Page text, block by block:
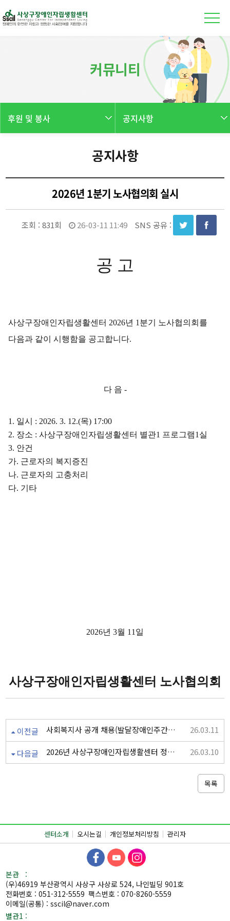
커뮤니티
후원 및 봉사 공지사항
공지사항
2026년 1분기 노사협의회 실시
조회 : 831회 26-03-11 11:49 SNS 공유 :
공 고
사상구장애인자립생활센터 2026년 1 분기 노사협의회를
다음과 같이 시행함을 공고합니다.
다 음 -
1. 일시 : 2026. 3. 12.(목) 17:00
2. 장소 :사상구장애인자립생활센터 별관1 프로그램1 실
3. 안건
가. 근로자의 복지증진
나. 근로자의 고충처리
다. 기타
2026년 3월 11 일
사상구장애인자립생활센터 노사협의회
이전글 사회복지사 공개 채용(발달장애인주간활동, 중증장애인통합돌봄)-마감 26.03.11
다음글 2026년 사상구장애인자립생활센터 정기총회 실시 26.03.10
목록
센터소개 오시는길 개인정보처리방침 관리자
본관 :
(우)46919 부산광역시 사상구 사상로 524, 나인빌딩 901호
전화번호 : 051-312-5559 팩스번호 : 070-8260-5559
이메일(공통) : sscil@naver.com
별관1 :